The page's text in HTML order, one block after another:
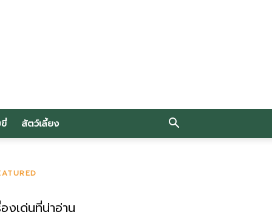
สัตว์เลี้ยง
องเด่นที่น่าอ่าน